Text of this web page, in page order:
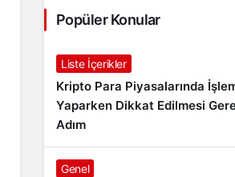
Popüler Konular
Liste İçerikler
Kripto Para Piyasalarında
Yaparken Dikkat Edilmesi
Adım
Genel